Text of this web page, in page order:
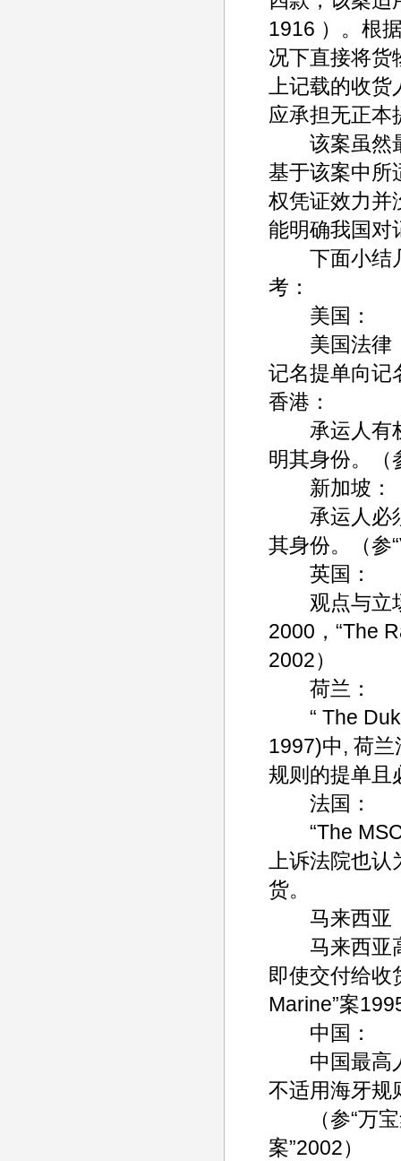
1916 ）。根
况下直接将货
上记载的收
应承担无正本
该案虽然最
基于该案中所
权凭证效力并
能明确我国对
下面小结几
考：
美国：
美国法律（
记名提单向记
香港：
承运人有权
明其身份。（
新加坡：
承运人必须
其身份。（参
英国：
观点与立场
2000，“The
2002）
荷兰：
“ The Duke
1997)中, 荷
规则的提单且
法国：
“The MSC
上诉法院也
货。
马来西亚
马来西亚高
即使交付给收
Marine”案
中国：
中国最高人
不适用海牙规
（参“万宝
案”2002）